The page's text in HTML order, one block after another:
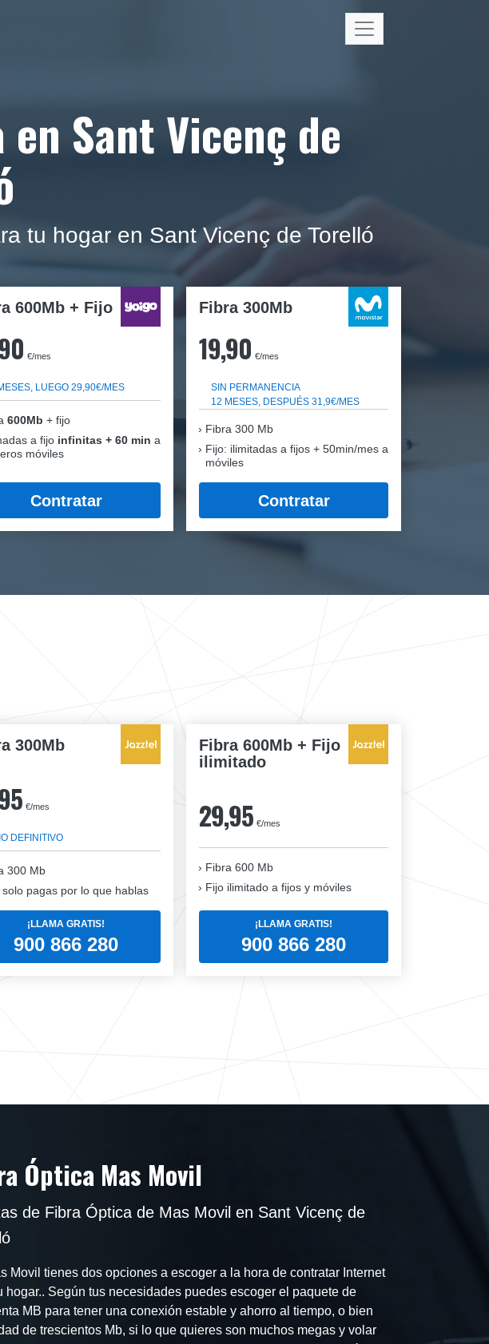
Sant Vicenç de
tu hogar en Sant Vicenç de Torelló
600Mb + Fijo
€/mes
LUEGO 29,90€/MES
600Mb + fijo
a fijo infinitas + 60 min a
móviles
Contratar
Fibra 300Mb
19,90 €/mes
SIN PERMANENCIA
12 MESES, DESPUÉS 31,9€/MES
Fibra 300 Mb
Fijo: ilimitadas a fijos + 50min/mes a
móviles
Contratar
300Mb
€/mes
DEFINITIVO
300 Mb
solo pagas por lo que hablas
¡LLAMA GRATIS!
900 866 280
Fibra 600Mb + Fijo
ilimitado
29,95 €/mes
Fibra 600 Mb
Fijo ilimitado a fijos y móviles
¡LLAMA GRATIS!
900 866 280
Óptica Mas Movil
de Fibra Óptica de Mas Movil en Sant Vicenç de
Movil tienes dos opciones a escoger a la hora de contratar Internet
hogar.. Según tus necesidades puedes escoger el paquete de
MB para tener una conexión estable y ahorro al tiempo, o bien
de trescientos Mb, si lo que quieres son muchos megas y volar